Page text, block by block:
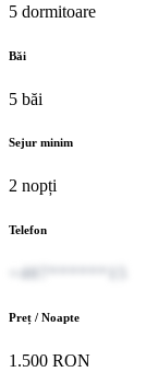
5 dormitoare
Băi
5 băi
Sejur minim
2 nopți
Telefon
+407******15
Preț / Noapte
1.500 RON